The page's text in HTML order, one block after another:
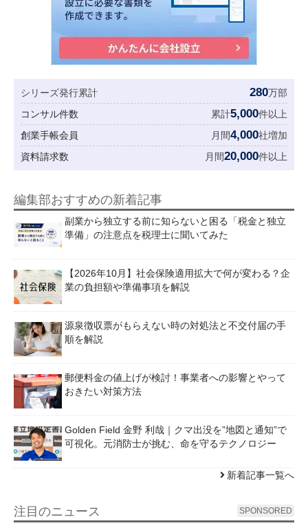
シリーズ発行累計 280万部
コンサル件数
累計5,000件以上
創業手帳会員
月間4,000社増加
資料請求数
月間20,000件以上
編集部おすすめの新着記事
副業から独立する前に知らないと困る「税金と独立
準備」の注意点を税理士に聞いてみた
【2026年10月】社会保険適用拡大で何が変わる？企
業の負担額や準備事項を解説
源泉徴収票がもらえない時の対処法と不交付届の手
順を解説
郵便料金の値上げが検討！事業者への影響とやって
おきたい対策方法
Golden Field 金野 利哉｜クマ出没を”地図と通知”で
可視化。元消防士が挑む、命を守るテクノロジー
新着記事一覧へ
注目のニュース SPONSORED